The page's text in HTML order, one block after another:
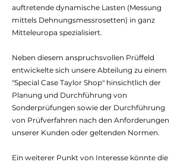
auftretende dynamische Lasten (Messung
mittels Dehnungsmessrosetten) in ganz
Mitteleuropa spezialisiert.
Neben diesem anspruchsvollen Prüffeld
entwickelte sich unsere Abteilung zu einem
"Special Case Taylor Shop" hinsichtlich der
Planung und Durchführung von
Sonderprüfungen sowie der Durchführung
von Prüfverfahren nach den Anforderungen
unserer Kunden oder geltenden Normen.
Ein weiterer Punkt von Interesse könnte die